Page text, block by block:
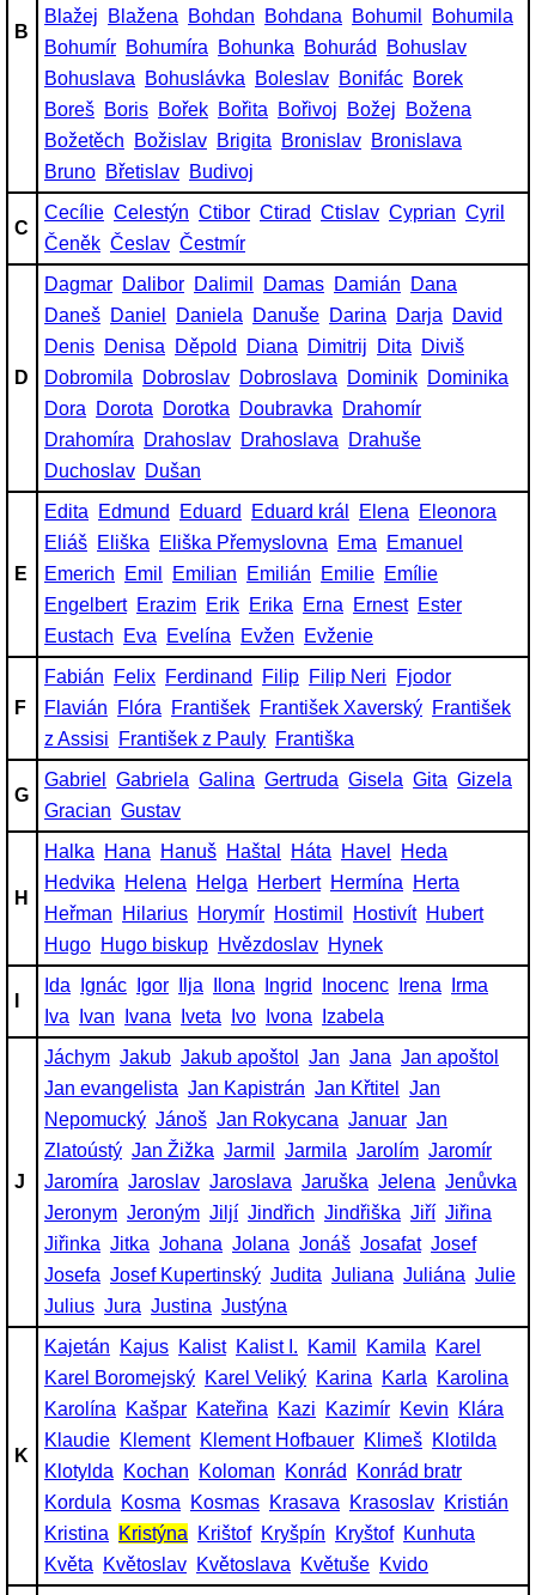
B
Blažej
Blažena Bohdan Bohdana Bohumil
Bohumila
Bohumír Bohumíra Bohunka Bohurád
Bohuslav
Bohuslava
Bohuslávka Boleslav Bonifác Borek
Boreš Boris Bořek Bořita Bořivoj Božej
Božena
Božetěch
Božislav Brigita Bronislav Bronislava
Bruno Břetislav Budivoj
C
Cecílie Celestýn Ctibor Ctirad Ctislav Cyprian Cyril
Čeněk Česlav Čestmír
D
Dagmar Dalibor Dalimil Damas Damián
Dana
Daneš Daniel Daniela Danuše Darina Darja
David
Denis Denisa Děpold Diana Dimitrij Dita
Diviš
Dobromila
Dobroslav Dobroslava Dominik Dominika
Dora
Dorota Dorotka Doubravka
Drahomír
Drahomíra
Drahoslav Drahoslava
Drahuše
Duchoslav Dušan
E
Edita Edmund Eduard Eduard král Elena
Eleonora
Eliáš Eliška Eliška Přemyslovna Ema
Emanuel
Emerich
Emil Emilian Emilián Emilie Emílie
Engelbert Erazim Erik Erika Erna Ernest Ester
Eustach
Eva Evelína Evžen Evženie
F
Fabián Felix Ferdinand Filip Filip Neri
Fjodor
Flavián
Flóra František František Xaverský František
z Assisi
František z Pauly Františka
G
Gabriel Gabriela Galina Gertruda Gisela Gita Gizela
Gracian Gustav
H
Halka Hana Hanuš Haštal Háta Havel
Heda
Hedvika
Helena Helga Herbert Hermína
Herta
Heřman
Hilarius Horymír Hostimil Hostivít Hubert
Hugo Hugo biskup Hvězdoslav Hynek
Ida Ignác Igor Ilja Ilona Ingrid Inocenc Irena
Irma
Iva
Ivan Ivana Iveta Ivo Ivona Izabela
J
Jáchym Jakub Jakub apoštol Jan Jana Jan apoštol
Jan evangelista Jan Kapistrán Jan Křtitel
Jan
Nepomucký Jánoš Jan Rokycana Januar Jan
Zlatoústý Jan Žižka Jarmil Jarmila Jarolím Jaromír
Jaromíra Jaroslav Jaroslava Jaruška Jelena Jenůvka
Jeronym Jeroným Jiljí Jindřich Jindřiška Jiří Jiřina
Jiřinka Jitka Johana Jolana Jonáš Josafat Josef
Josefa Josef Kupertinský Judita Juliana Juliána Julie
Julius Jura Justina Justýna
K
Kajetán Kajus Kalist Kalist I. Kamil Kamila
Karel
Karel Boromejský Karel Veliký Karina Karla
Karolina
Karolína
Kašpar Kateřina Kazi Kazimír Kevin
Klára
Klaudie Klement Klement Hofbauer Klimeš Klotilda
Klotylda
Kochan Koloman Konrád
Konrád bratr
Kordula
Kosma Kosmas Krasava Krasoslav Kristián
Kristina
Kristýna Krištof Kryšpín Kryštof Kunhuta
Květa
Květoslav Květoslava Květuše Kvido